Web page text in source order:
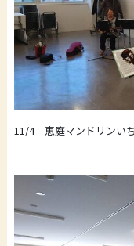
11/4 恵庭マンドリンい